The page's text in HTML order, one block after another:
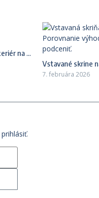
na ...
Vstavané skrine
7. februára 2026
prihlásiť.